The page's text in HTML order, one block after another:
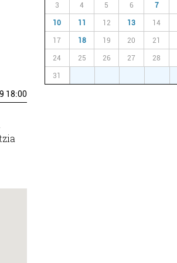
18:00
3 4 5 6 7
10 11 12 13 14
17 18 19 20 21
24 25 26 27 28
31